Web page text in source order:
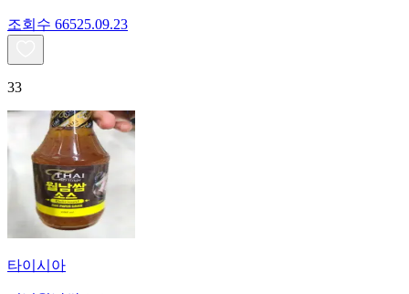
조회수 66525.09.23
33
타이시아